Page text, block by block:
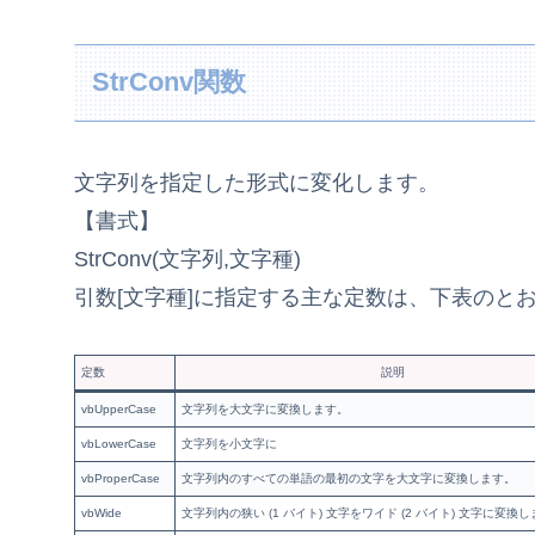
StrConv関数
文字列を指定した形式に変化します。
【書式】
StrConv(文字列,文字種)
引数[文字種]に指定する主な定数は、下表のとお
定数 説明
vbUpperCase 文字列を大文字に変換します。
vbLowerCase 文字列を小文字に
vbProperCase 文字列内のすべての単語の最初の文字を大文字に変換します。
vbWide 文字列内の狭い (1 バイト) 文字をワイド (2 バイト) 文字に変換し